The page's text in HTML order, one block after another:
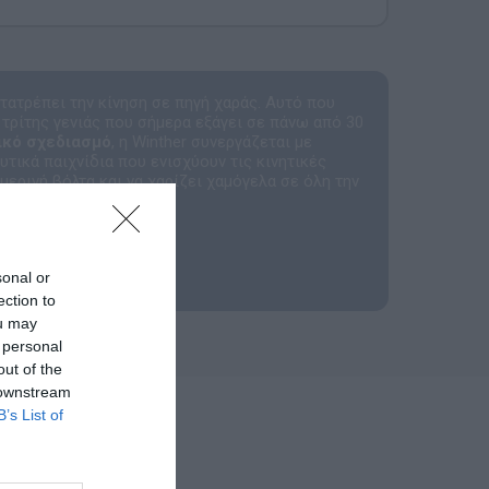
or
to
may
of the
List of
βόλτα και να χαρίζει χαμόγελα σε όλη την
αντοχή.